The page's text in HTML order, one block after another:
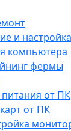
и
компьютера
фермы
от ПК
от ПК